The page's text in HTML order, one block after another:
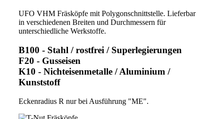
UFO VHM Fräsköpfe mit Polygonschnittstelle. Lieferbar
in verschiedenen Breiten und Durchmessern für
unterschiedliche Werkstoffe.
B100 - Stahl / rostfrei / Superlegierungen
F20 - Gusseisen
K10 - Nichteisenmetalle / Aluminium /
Kunststoff
Eckenradius R nur bei Ausführung "ME".